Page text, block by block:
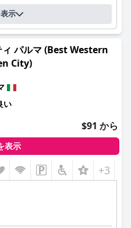
たデザインのインテリア、そ
にとって理想的な目的地とな
ドリーな施設であり、ペット
税にもかかわらず、歓迎され
潔な客室、卓越したスタッ
ム、便利な駐車場など、包括
を提供しており、パルマへの
肢となっています。
示
ィ パルマ (Best Western
City)
い
$91 から
表示
+3